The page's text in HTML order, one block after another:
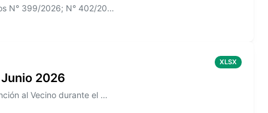
Información sobre el Boletín Oficial N° 270 que incluye los Decretos N° 399/2026; N° 402/2026
2026
Información sobre los reclamos realizados en la aplicación de Atención al Vecino durante el mes de Junio 2026
XLSX